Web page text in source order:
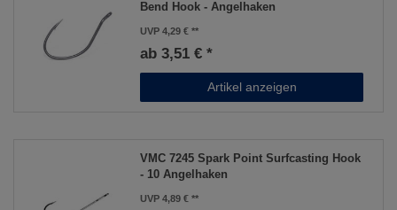
Bend Hook - Angelhaken
UVP 4,29 €
ab 3,51 € *
Artikel anzeigen
VMC 7245 Spark Point Surfcasting Hook
- 10 Angelhaken
UVP 4,89 €